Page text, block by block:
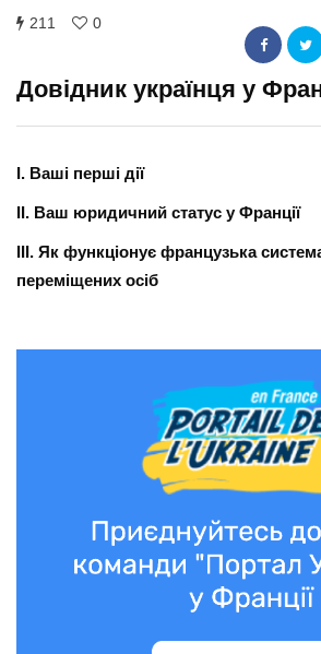
211 0
Довідник українця у
І. Ваші перші дії
ІІ. Ваш юридичний статус у Франції
ІІІ. Як функціонує французька
переміщених осіб